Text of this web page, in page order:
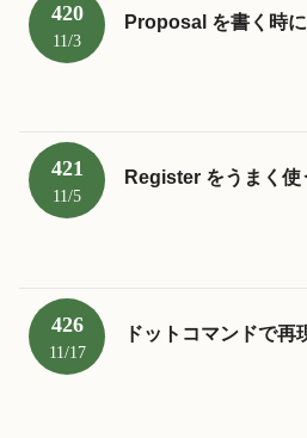
420
11/3
Proposal を書く時
421
11/5
Register をうまく使
426
11/17
ドットコマンドで